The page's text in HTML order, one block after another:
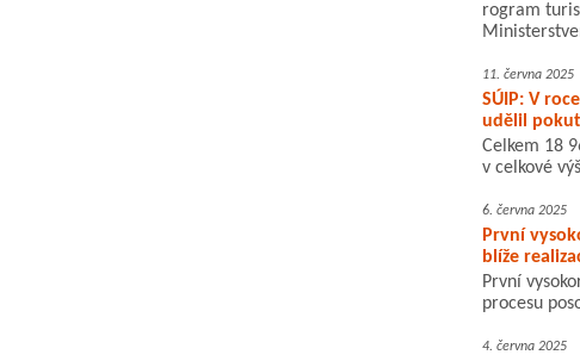
rogram
11. června 2025
SÚIP: V
udělil
Celkem 18
v celkové
6. června 2025
První
blíže
První
procesu
4. června 2025